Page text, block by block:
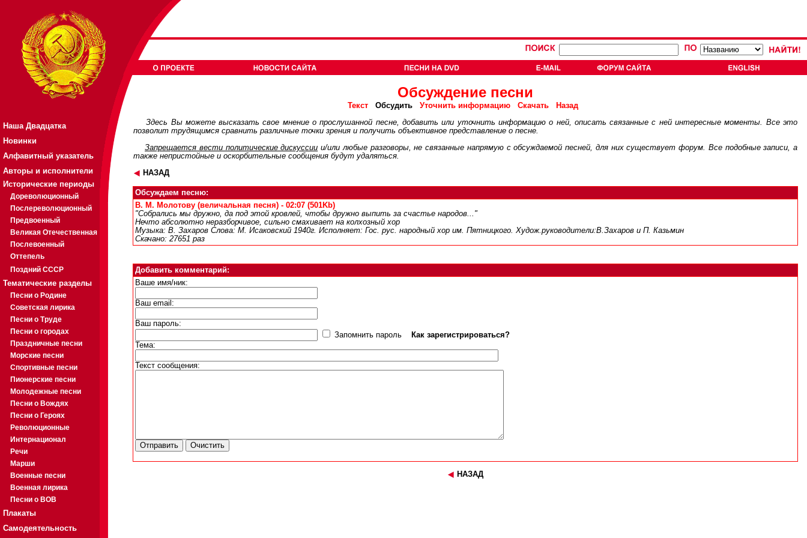
Наша Двадцатка
Новинки
Алфавитный указатель
Авторы и исполнители
Исторические периоды
Дореволюционный
Послереволюционный
Предвоенный
Великая Отечественная
Послевоенный
Оттепель
Поздний СССР
Тематические разделы
Песни о Родине
Советская лирика
Песни о Труде
Песни о городах
Праздничные песни
Морские песни
Спортивные песни
Пионерские песни
Молодежные песни
Песни о Вождях
Песни о Героях
Революционные
Интернационал
Речи
Марши
Военные песни
Военная лирика
Песни о ВОВ
Плакаты
Самодеятельность
Обсуждение песни
Текст Обсудить Уточнить информацию Скачать
Назад
Здесь Вы можете высказать свое мнение о прослушанной песне, добавить или уточнить информацию о ней, описать связанные с ней интересные моменты. Все это
позволит трудящимся сравнить различные точки зрения и получить объективное представление о песне.
Запрещается вести политические дискуcсии и/или любые разговоры, не связанные напрямую с обсуждаемой песней, для них существует форум. Все подобные записи, а
также непристойные и оскорбительные сообщения будут удаляться.
НАЗАД
Обсуждаем песню:
В. М. Молотову (величальная песня) - 02:07 (501Kb)
"Собрались мы дружно, да под этой кровлей, чтобы дружно выпить за счастье народов..."
Нечто абсолютно неразборчивое, сильно смахивает на колхозный хор
Музыка: В. Захаров Слова: М. Исаковский 1940г. Исполняет: Гос. рус. народный хор им. Пятницкого. Худож.руководители:В.Захаров и П. Казьмин
Скачано: 27651 раз
Добавить комментарий:
Ваше имя/ник:
Ваш email:
Ваш пароль:
Запомнить пароль
Как зарегистрироваться?
Тема:
Текст сообщения:
НАЗАД